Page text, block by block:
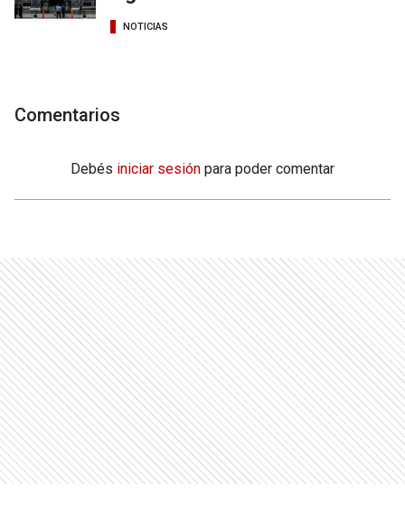
NOTICIAS
Comentarios
Debés iniciar sesión para poder comentar